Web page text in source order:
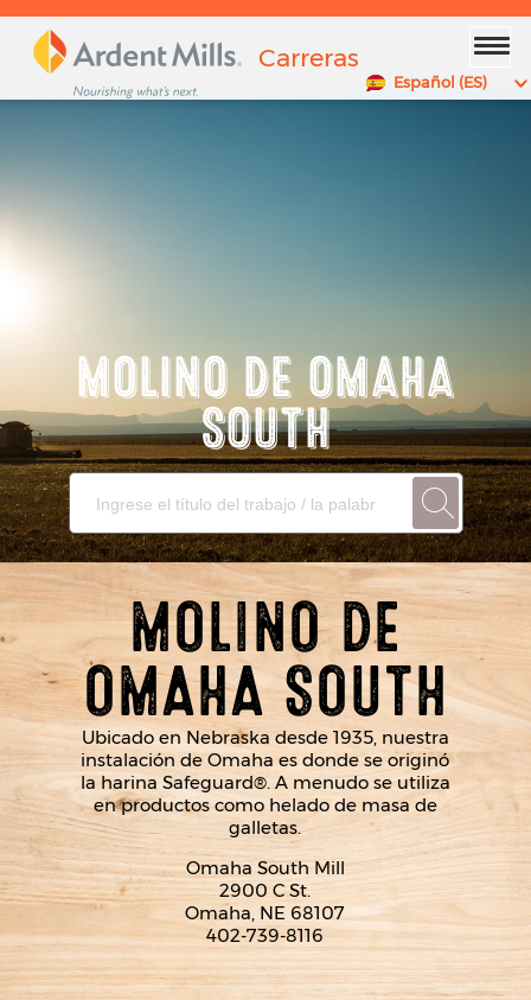
x
Carreras
Español (ES)
MOLINO DE OMAHA
SOUTH
MOLINO DE
OMAHA SOUTH
Ubicado en Nebraska desde 1935, nuestra
instalación de Omaha es donde se originó
la harina Safeguard®. A menudo se utiliza
en productos como helado de masa de
galletas.
Omaha South Mill
2900 C St.
Omaha, NE 68107
402-739-8116